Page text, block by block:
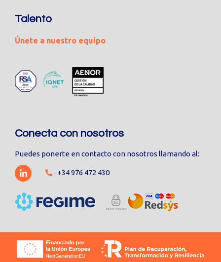
Talento
Únete a nuestro equipo
Conecta con nosotros
Puedes ponerte en contacto con nosotros llamando al:
+34 976 472 430